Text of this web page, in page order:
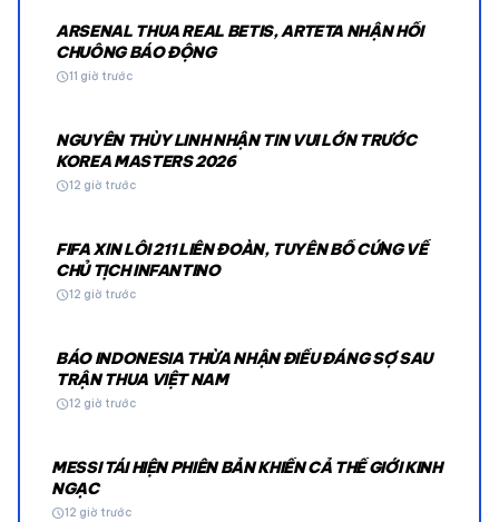
ARSENAL THUA REAL BETIS, ARTETA NHẬN HỒI
CHUÔNG BÁO ĐỘNG
schedule11 giờ trước
NGUYỄN THÙY LINH NHẬN TIN VUI LỚN TRƯỚC
KOREA MASTERS 2026
schedule12 giờ trước
FIFA XIN LỖI 211 LIÊN ĐOÀN, TUYÊN BỐ CỨNG VỀ
CHỦ TỊCH INFANTINO
schedule12 giờ trước
BÁO INDONESIA THỪA NHẬN ĐIỀU ĐÁNG SỢ SAU
TRẬN THUA VIỆT NAM
schedule12 giờ trước
MESSI TÁI HIỆN PHIÊN BẢN KHIẾN CẢ THẾ GIỚI KINH
NGẠC
schedule12 giờ trước